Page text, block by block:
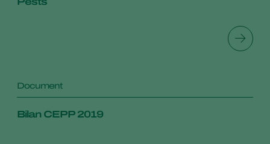
Document
Bilan CEPP 2019